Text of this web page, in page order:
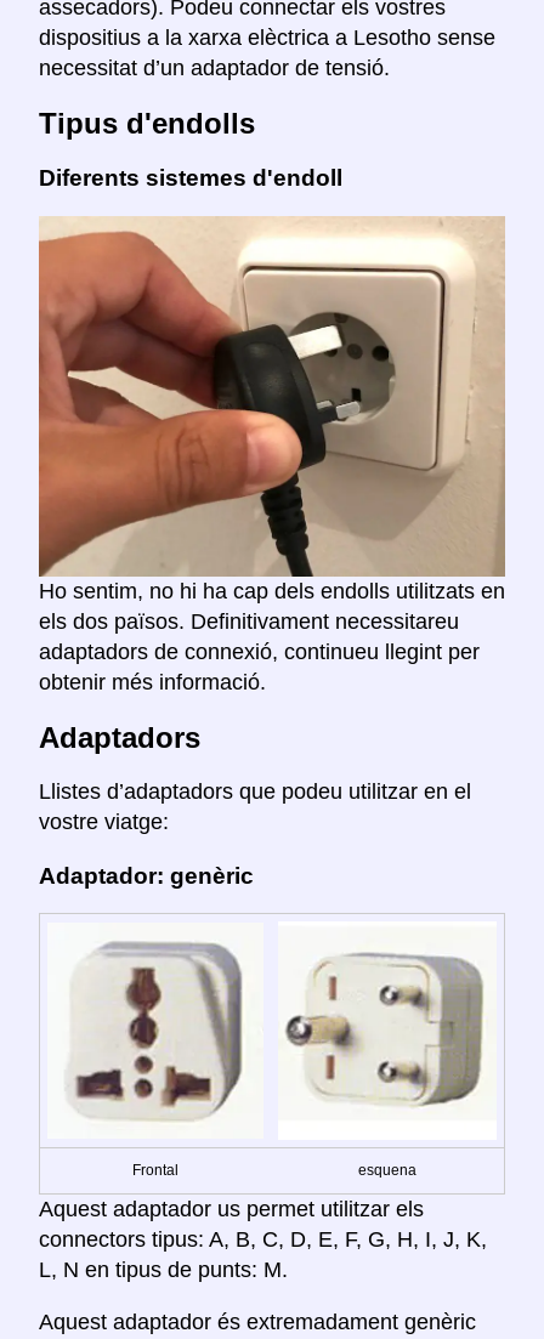
assecadors). Podeu connectar els vostres
dispositius a la xarxa elèctrica a Lesotho sense
necessitat d’un adaptador de tensió.
Tipus d'endolls
Diferents sistemes d'endoll
Ho sentim, no hi ha cap dels endolls utilitzats en
els dos països. Definitivament necessitareu
adaptadors de connexió, continueu llegint per
obtenir més informació.
Adaptadors
Llistes d’adaptadors que podeu utilitzar en el
vostre viatge:
Adaptador: genèric
Frontal esquena
Aquest adaptador us permet utilitzar els
connectors tipus: A, B, C, D, E, F, G, H, I, J, K,
L, N en tipus de punts: M.
Aquest adaptador és extremadament genèric